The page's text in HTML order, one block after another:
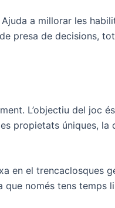
a millorar les
presa de decisions,
L’objectiu del joc
propietats úniques, la
en el trencaclosques
només tens temps